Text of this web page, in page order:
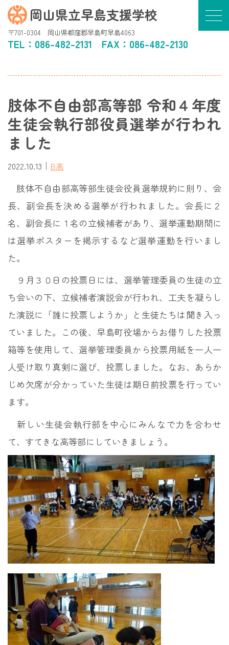
岡山県立早島支援学校
〒701-0304 岡山県都窪郡早島町早島4063
TEL： 086-482-2131 FAX：086-482-2130
肢体不自由部高等部 令和４年度
生徒会執行部役員選挙が行われ
ました
2022.10.13 ｜ B高
肢体不自由部高等部生徒会役員選挙規約に則り、会
長、副会長を決める選挙が行われました。会長に２
名、副会長に１名の立候補者があり、選挙運動期間に
は選挙ポスターを掲示するなど選挙運動を行いまし
た。
９月３０日の投票日には、選挙管理委員の生徒の立
ち会いの下、立候補者演説会が行われ、工夫を凝らし
た演説に「誰に投票しようか」と生徒たちは聞き入っ
ていました。この後、早島町役場からお借りした投票
箱等を使用して、選挙管理委員から投票用紙を一人一
人受け取り真剣に選び、投票しました。なお、あらか
じめ欠席が分かっていた生徒は期日前投票を行ってい
ます。
新しい生徒会執行部を中心にみんなで力を合わせ
て、すてきな高等部にしていきましょう。